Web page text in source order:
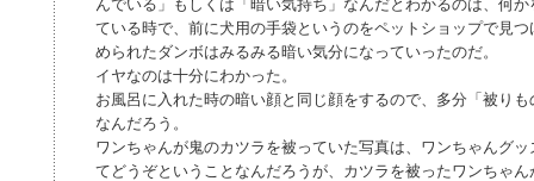
んでいる」もしくは「暗い気持ち」なんだとわかるのは、何
ている時で、前に犬用の手袋というのをペットショップで見
められたダンボはみるみる暗い気分になっていったのだ。
イヤなのは十分にわかった。
お風呂に入れた時の暗い顔と同じ顔をするので、多分「被り
なんだろう。
ワンちゃんが鬼のカツラを被っていた写真は、ワンちゃんグ
てどうぞということなんだろうが、カツラを被ったワンちゃ